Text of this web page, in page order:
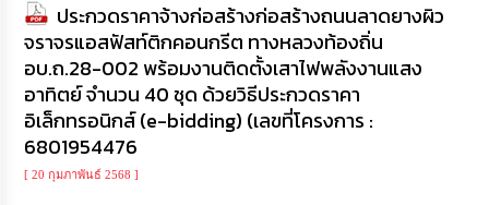
ประกวดราคาจ้างก่อสร้างก่อสร้างถนนลาดยางผิว
จราจรแอสฟัสท์ติกคอนกรีต ทางหลวงท้องถิ่น
อบ.ถ.28-002 พร้อมงานติดตั้งเสาไฟพลังงานแสง
อาทิตย์ จำนวน 40 ชุด ด้วยวิธีประกวดราคา
อิเล็กทรอนิกส์ (e-bidding) (เลขที่โครงการ :
6801954476
[ 20 กุมภาพันธ์ 2568 ]